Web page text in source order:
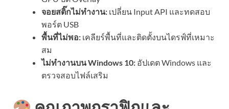
จอยสติ๊กไม่ทำงาน: เปลี่ยน Input API และทดสอบ
พอร์ต USB
พื้นที่ไม่พอ: เคลียร์พื้นที่และติดตั้งบนไดรฟ์ที่เหมาะ
สม
ไม่ทำงานบน Windows 10: อัปเดต Windows และ
ตรวจสอบไฟล์เสริม